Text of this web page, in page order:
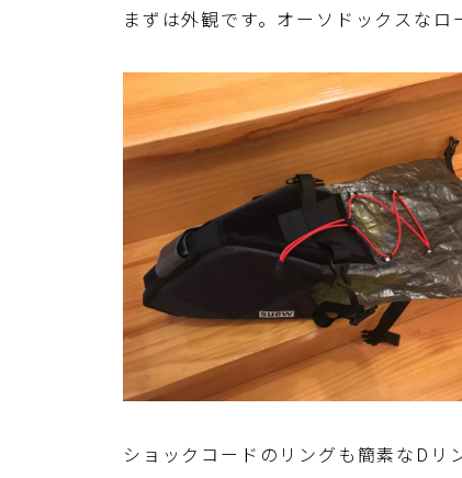
まずは外観です。オーソドックスなロ
ショックコードのリングも簡素なDリ